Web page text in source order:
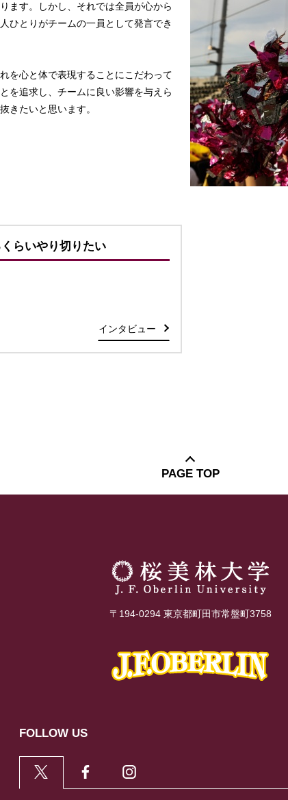
ます。しかし、それでは全員が心から
ひとりがチームの一員として発言でき
を心と体で表現することにこだわって
を追求し、チームに良い影響を与えら
きたいと思います。
らいやり切りたい
インタビュー
PAGE TOP
〒194-0294 東京都町田市常盤町3758
FOLLOW US